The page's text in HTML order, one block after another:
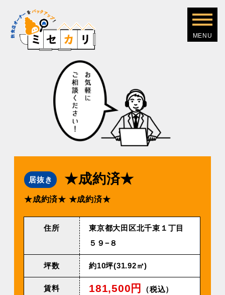
居抜き ★成約済★
★成約済★ ★成約済★
住所
東京都大田区北千束１丁目
５９−８
坪数 約10坪(31.92㎡)
賃料 181,500円 （税込）